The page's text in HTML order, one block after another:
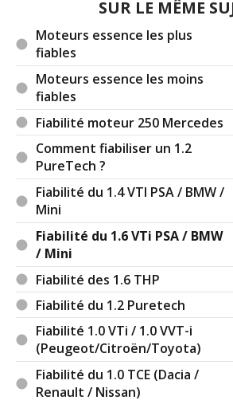
(Votre post sera visible sous le
Parsimontpellier
Bonjour "admin",
Pour commencer, je précise bien
paraîtra probablement évident
commentaire confidentiel (mais
vous souhaitez l'utiliser).
Donc voilà... et je pense que je
un (réellement long !) commentaire
proposer. Sur la langue
qu'il fallait préciser !).
D'abord deux remarques, pas
vraiment sincères (qui sont
questions... un peu)
SUR LE MÊME
Moteurs essence les plus
fiables
Moteurs essence les moins
fiables
Fiabilité moteur 250 Mercedes
Comment fiabiliser un 1.2
PureTech ?
Fiabilité du 1.4 VTI PSA / BMW /
Mini
Fiabilité du 1.6 VTi PSA / BMW
/ Mini
Fiabilité des 1.6 THP
Fiabilité du 1.2 Puretech
Fiabilité 1.0 VTi / 1.0 VVT-i
(Peugeot/Citroën/Toyota)
Fiabilité du 1.0 TCE (Dacia /
Renault / Nissan)